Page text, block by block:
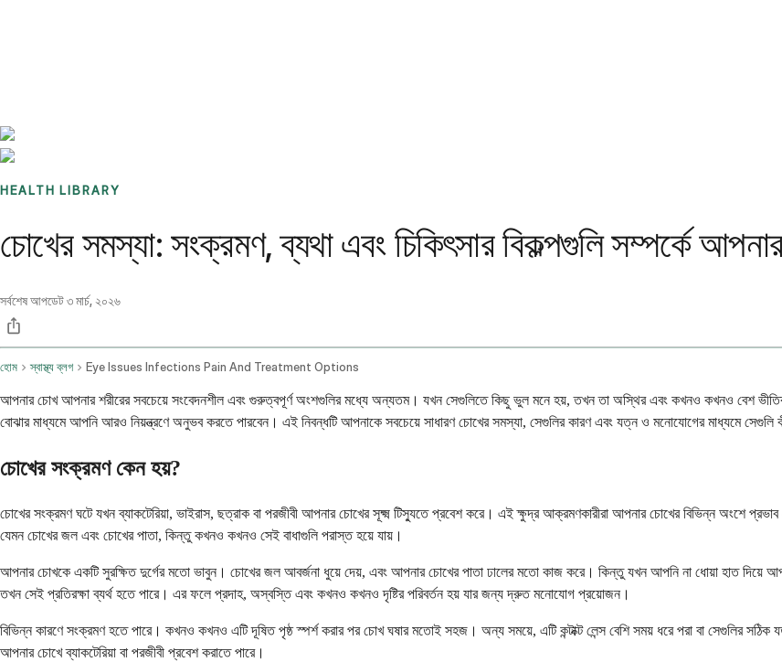
HEALTH LIBRARY
চোখের সমস্যা: সংক্রমণ, ব্যথা এবং চিকিৎসার বিকল্পগুলি সম্পর্কে
সর্বশেষ আপডেট৩ মার্চ, ২০২৬
হোম স্বাস্থ্য ব্লগ Eye Issues Infections Pain And Treatment Options
আপনার চোখ আপনার শরীরের সবচেয়ে সংবেদনশীল এবং গুরুত্বপূর্ণ অংশগুলির মধ্যে অন্যতম। যখন সেগুলিতে কিছু ভুল মনে হয়, তখন তা অস্থির এবং কখনও কখনও বেশ ভীতিকর
বোঝার মাধ্যমে আপনি আরও নিয়ন্ত্রণে অনুভব করতে পারবেন। এই নিবন্ধটি আপনাকে সবচেয়ে সাধারণ চোখের সমস্যা, সেগুলির কারণ এবং যত্ন ও মনোযোগের মাধ্যমে সেগুলি
চোখের সংক্রমণ কেন হয়?
চোখের সংক্রমণ ঘটে যখন ব্যাকটেরিয়া, ভাইরাস, ছত্রাক বা পরজীবী আপনার চোখের সূক্ষ্ম টিস্যুতে প্রবেশ করে। এই ক্ষুদ্র আক্রমণকারীরা আপনার চোখের বিভিন্ন অংশে
যেমন চোখের জল এবং চোখের পাতা, কিন্তু কখনও কখনও সেই বাধাগুলি পরাস্ত হয়ে যায়।
আপনার চোখকে একটি সুরক্ষিত দুর্গের মতো ভাবুন। চোখের জল আবর্জনা ধুয়ে দেয়, এবং আপনার চোখের পাতা ঢালের মতো কাজ করে। কিন্তু যখন আপনি না ধোয়া হাত দিয়ে
তখন সেই প্রতিরক্ষা ব্যর্থ হতে পারে। এর ফলে প্রদাহ, অস্বস্তি এবং কখনও কখনও দৃষ্টির পরিবর্তন হয় যার জন্য দ্রুত মনোযোগ প্রয়োজন।
বিভিন্ন কারণে সংক্রমণ হতে পারে। কখনও কখনও এটি দূষিত পৃষ্ঠ স্পর্শ করার পর চোখ ঘষার মতোই সহজ। অন্য সময়ে, এটি কন্টাক্ট লেন্স বেশি সময় ধরে পরা বা সেগুলির সঠিক
আপনার চোখে ব্যাকটেরিয়া বা পরজীবী প্রবেশ করাতে পারে।